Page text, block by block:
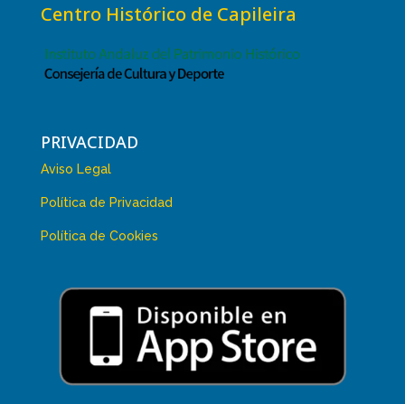
Centro Histórico de Capileira
PRIVACIDAD
Aviso Legal
Política de Privacidad
Política de Cookies